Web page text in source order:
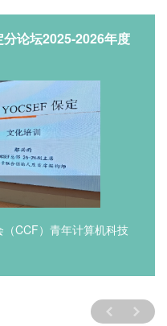
论坛2025-2026年度
CCF）青年计算机科技